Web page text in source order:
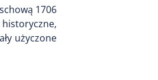
1706
użyczone